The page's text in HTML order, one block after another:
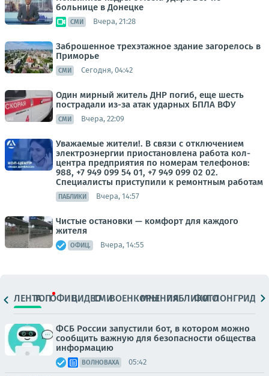
больнице в Донецке
СМИ Вчера, 21:28
Заброшенное трехэтажное здание загорелось в
Приморье
СМИ Сегодня, 04:42
Один мирный житель ДНР погиб, еще шесть
пострадали из-за атак ударных БПЛА ВФУ
СМИ Вчера, 22:09
Уважаемые жители!. В связи с отключением
электроэнергии приостановлена работа кол-
центра предприятия по номерам телефонов:
988, +7 949 099 54 01, +7 949 099 02 02.
Специалисты приступили к ремонтным работам
ПАБЛИКИ Вчера, 14:57
Чистые остановки — комфорт для каждого
жителя
ОФИЦ. Вчера, 14:55
ЛЕНТАТОПОФИЦ.ВИДЕОСМИВОЕНКОРЫМНЕНИЯПАБЛИКИ
ФОТОЛОНГРИДЫ
ФСБ России запустили бот, в котором можно
сообщить важную для безопасности общества
информацию
ВОЛНОВАХА 05:42